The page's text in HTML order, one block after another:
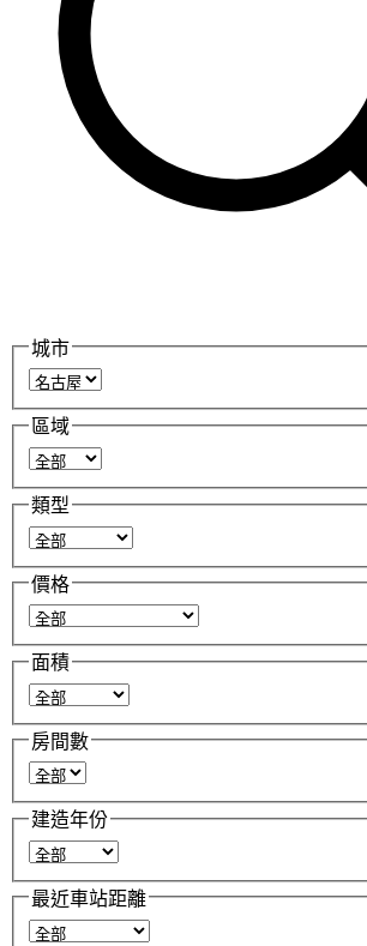
城市
區域
類型
價格
面積
房間數
建造年份
最近車站距離